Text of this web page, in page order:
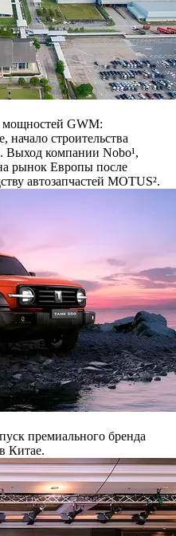
мощностей GWM:
начало строительства
Выход компании Nobo¹,
рынок Европы после
автозапчастей MOTUS².
премиального бренда
Китае.